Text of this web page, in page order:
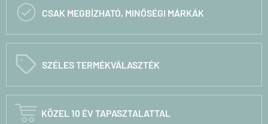
 CSAK MEGBÍZHATÓ, MINŐSÉGI MÁRKÁK
C SZÉLES TERMÉKVÁLASZTÉK
 KÖZEL 10 ÉV TAPASZTALATTAL